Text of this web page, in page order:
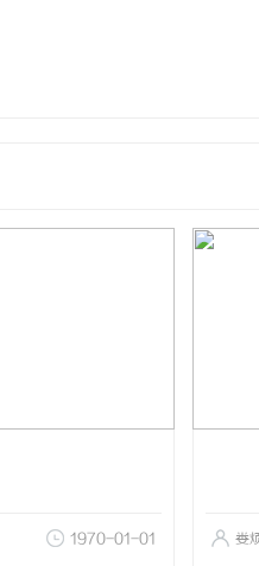
1970-01-01 娄